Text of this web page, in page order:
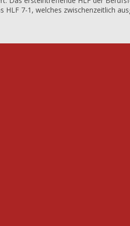
HLF 7-1, welches zwischenzeitlich